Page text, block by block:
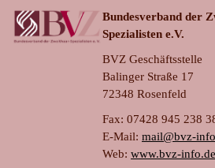
Bundesverband der
Spezialisten e.V.
BVZ Geschäftsstelle
Balinger Straße 17
72348 Rosenfeld
Fax: 07428 945 238
E-Mail: mail@bvz-in
Web: www.bvz-info.de